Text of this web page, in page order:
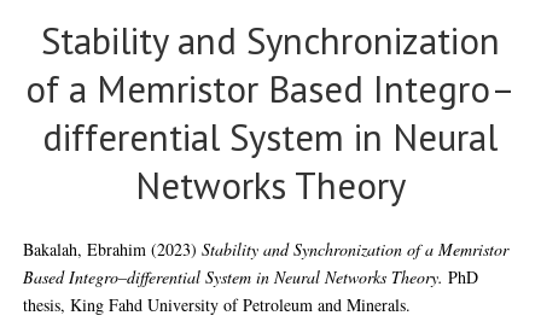
Stability and Synchronization
of a Memristor Based Integro–
differential System in Neural
Networks Theory
Bakalah, Ebrahim (2023)Stability and Synchronization of a Memristor
Based Integro–differential System in Neural Networks Theory. PhD
thesis, King Fahd University of Petroleum and Minerals.